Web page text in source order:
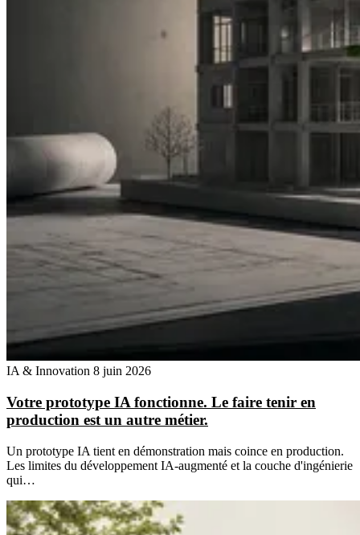
IA & Innovation 8 juin 2026
Votre prototype IA fonctionne. Le faire tenir en
production est un autre métier.
Un prototype IA tient en démonstration mais coince en production.
Les limites du développement IA-augmenté et la couche d'ingénierie
qui…